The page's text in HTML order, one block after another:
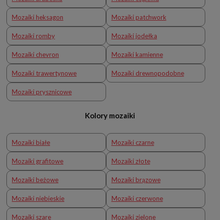
Mozaiki heksagon Mozaiki patchwork
Mozaiki romby Mozaiki jodełka
Mozaiki chevron Mozaiki kamienne
Mozaiki trawertynowe Mozaiki drewnopodobne
Mozaiki prysznicowe
Kolory mozaiki
Mozaiki białe Mozaiki czarne
Mozaiki grafitowe Mozaiki złote
Mozaiki beżowe Mozaiki brązowe
Mozaiki niebieskie Mozaiki czerwone
Mozaiki szare Mozaiki zielone